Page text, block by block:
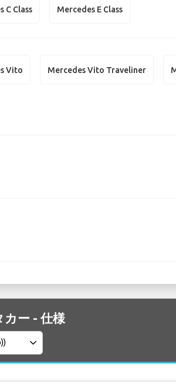
C Class Mercedes E Class
Vito Mercedes Vito Traveliner
カー - 仕様